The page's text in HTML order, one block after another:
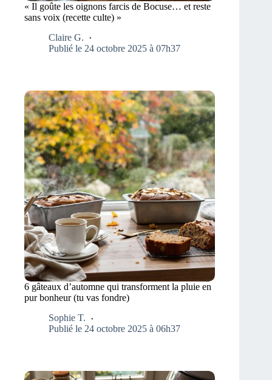
« Il goûte les oignons farcis de Bocuse… et reste
sans voix (recette culte) »
Claire G.
Publié le 24 octobre 2025 à 07h37
6 gâteaux d’automne qui transforment la pluie en
pur bonheur (tu vas fondre)
Sophie T.
Publié le 24 octobre 2025 à 06h37